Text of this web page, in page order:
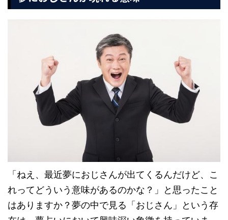
「ねえ、最近夢におじさんが出てくるんだけど、こ
れってどういう意味があるのかな？」と思ったこと
はありますか？夢の中で見る「おじさん」という存